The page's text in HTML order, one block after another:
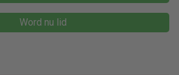
Word nu lid